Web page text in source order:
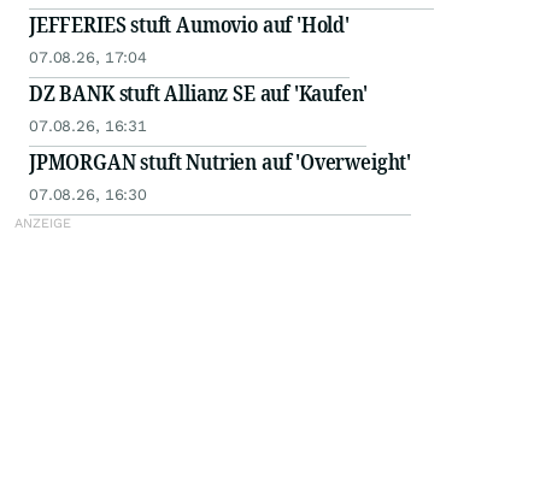
JEFFERIES stuft Aumovio auf 'Hold'
07.08.26, 17:04
DZ BANK stuft Allianz SE auf 'Kaufen'
07.08.26, 16:31
JPMORGAN stuft Nutrien auf 'Overweight'
07.08.26, 16:30